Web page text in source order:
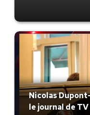
Nicolas
le journal de